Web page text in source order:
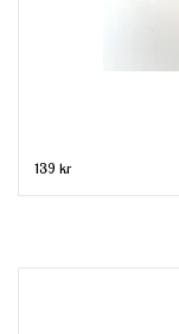
139 kr